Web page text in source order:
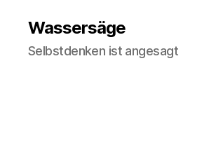
Wassersäge
Selbstdenken ist angesagt